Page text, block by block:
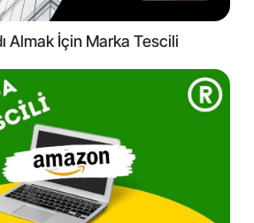
Almak İçin Marka Tescili